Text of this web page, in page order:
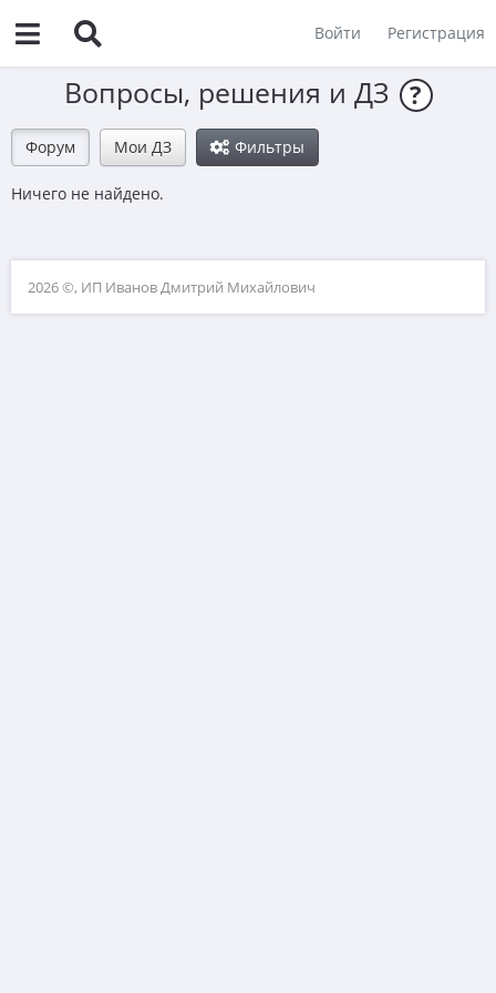
Войти Регистрация
Вопросы, решения и ДЗ ?
Форум Мои ДЗ Фильтры
Ничего не найдено.
2026 ©, ИП Иванов Дмитрий Михайлович